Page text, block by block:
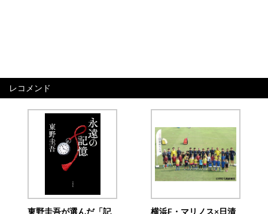
レコメンド
東野圭吾が選んだ「記 横浜F・マリノス×日清